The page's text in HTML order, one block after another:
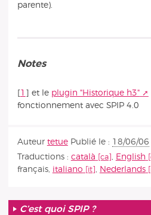
parente).
Notes
[1 ] et le plugin "Historique h3"
fonctionnement avec SPIP 4.0
Auteur tetue Publié le : 18/06/06
Traductions : català , English
français, italiano , Nederlands
C’est quoi SPIP ?